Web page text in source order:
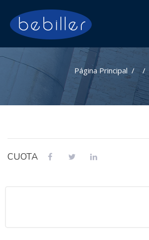
Página Principal
CUOTA